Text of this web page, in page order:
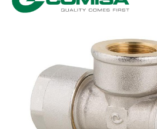
Bildergalerie überspringen